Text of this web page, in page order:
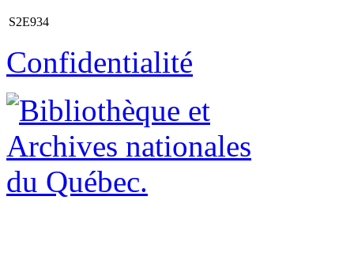
S2E934
Confidentialité